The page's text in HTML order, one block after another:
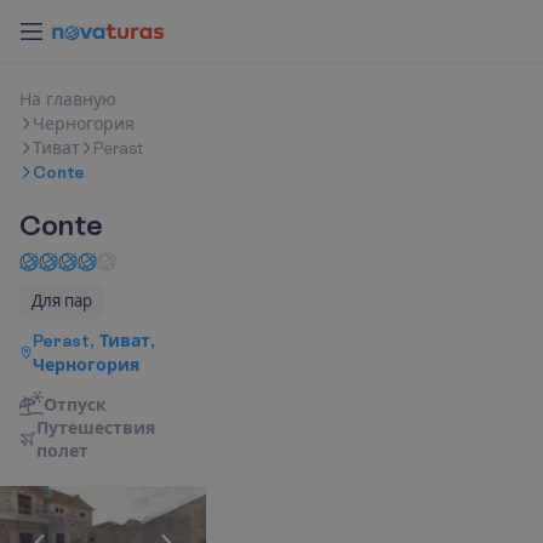
На главную
Черногория
Тиват
Perast
Conte
Conte
Для пар
Perast, Тиват,
Черногория
Отпуск
Путешествия
полет